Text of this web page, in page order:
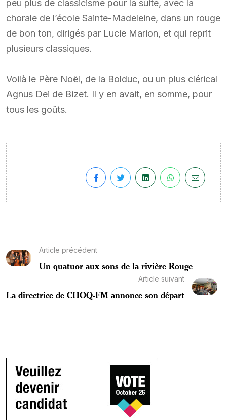
peu plus de classicisme pour la suite, avec la
chorale de l’école Sainte-Madeleine, dans un rouge
de bon ton, dirigés par Lucie Marion, et qui reprit
plusieurs classiques.
Voilà le Père Noël, de la Bolduc, ou un plus clérical
Agnus Dei de Bizet. Il y en avait, en somme, pour
tous les goûts.
Article précédent
Un quatuor aux sons de la rivière Rouge
Article suivant
La directrice de CHOQ-FM annonce son départ